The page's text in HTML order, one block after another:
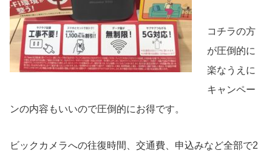
コチラの方
が圧倒的に
楽なうえに
キャンペー
ンの内容もいいので圧倒的にお得です。
ビックカメラへの往復時間、交通費、申込みなど全部で2